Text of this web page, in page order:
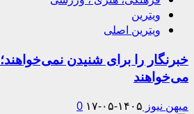
ویترین
ویترین اصلی
خبرنگار را برای شنیدن
می‌خواهند
میهن نیوز ۱۴۰۵-۰۵-۱۷ 0